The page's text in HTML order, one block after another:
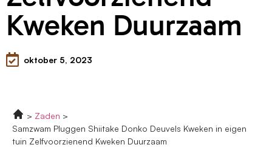
Kweken Duurzaam
oktober 5, 2023
Zaden
Samzwam Pluggen Shiitake Donko Deuvels Kweken in eigen
tuin Zelfvoorzienend Kweken Duurzaam